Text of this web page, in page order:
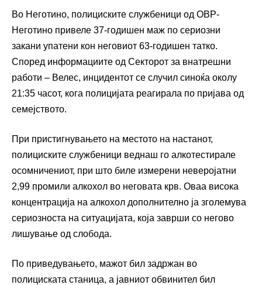
Во Неготино, полициските службеници од ОВР-
Неготино привеле 37-годишен маж по сериозни
закани упатени кон неговиот 63-годишен татко.
Според информациите од Секторот за внатрешни
работи – Велес, инцидентот се случил синоќа околу
21:35 часот, кога полицијата реагирала по пријава од
семејството.
При пристигнувањето на местото на настанот,
полициските службеници веднаш го алкотестирале
осомничениот, при што биле измерени неверојатни
2,99 промили алкохол во неговата крв. Оваа висока
концентрација на алкохол дополнително ја зголемува
сериозноста на ситуацијата, која заврши со негово
лишување од слобода.
По приведувањето, мажот бил задржан во
полициската станица, а јавниот обвинител бил